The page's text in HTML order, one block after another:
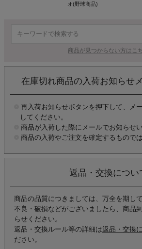
オ(野球商品)
商品が見つからない方はこ
在庫切れ商品の入荷お知らせ
再入荷お知らせボタンを押下して、メ
してください。
商品が入荷した際にメールでお知らせい
商品の入荷やご注文を確定するもので
返品・交換につい
商品の品質につきましては、万全を期し
不良・破損などがございましたら、商品
らせください。
返品・交換ルール等の詳細は返品・交換
ださい。